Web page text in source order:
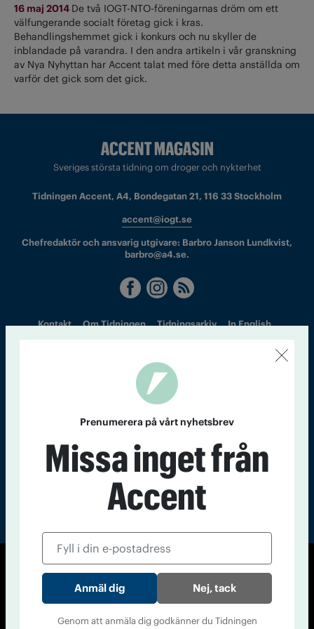
16 maj 2014 De två IOGT-NTO-föreningarnas dröm om ett
välfungerande socialt företag gick i kras.
Behandlingshemmet gick i konkurs och nu skyller de
inblandade på varandra. I den andra artikeln i vår granskning
av Nya Nyhyttan har Accent talat med före detta anställda om
varför det gick som det gick.
Sveriges största tidning om droger och nykterhet
Tidningen Accent, A4, Bondegatan 21, 116 33 Stockholm
accent@iogt.se
Chefredaktör och ansvarig utgivare: Barbro Janson Lundkvist,
barbro@a4.se.
Kontakt Om Tidningen Tidningsarkiv In English
Accent
© Tidningen Accent 2026
Cookiepolicy
Personuppgiftspolicy
Prenumerera på vårt nyhetsbrev
Missa inget från
Accent
Nej, tack
Genom att anmäla dig godkänner du Tidningen